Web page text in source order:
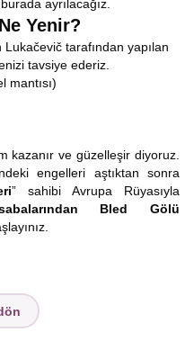
ayrılacağız.
Yenir?
tarafından yapılan
tavsiye ederiz.
mantısı)
kazanır ve güzelleşir diyoruz.
engelleri aştıktan sonra
” sahibi Avrupa Rüyasıyla
Bled Gölü